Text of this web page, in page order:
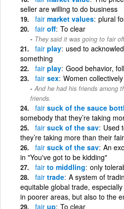
seller are willing to do business
fair market values plural
fair off To clear
They said it was going to fair
fair play used to
something
fair play Good behavior,
fair sex Women collectively
And he had his friends among
friends.
fair suck of the sauce
somebody that they’re taking
fair suck of the sav Used
they’re taking more than their
fair suck of the sav An
in "You've got to be kidding"
fair to middling only
fair trade A system of
equitable global trade,
in poorer areas, but also to the
fair up To clear